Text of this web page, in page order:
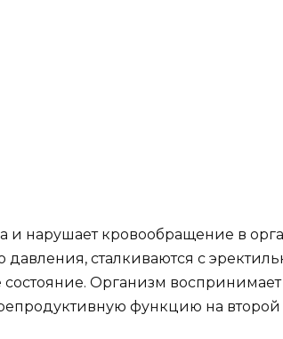
и нарушает кровообращение в
давления, сталкиваются с
Организм воспринимает
функцию на второй